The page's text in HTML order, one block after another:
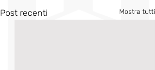
Post recenti Mostra tutti